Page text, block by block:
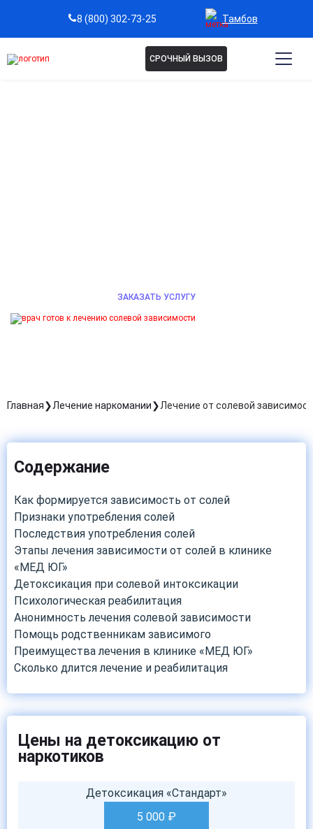
8 (800) 302-73-25 Тамбов
СРОЧНЫЙ ВЫЗОВ
ЗАКАЗАТЬ УСЛУГУ
Главная Лечение наркомании Лечение от солевой
Содержание
Как формируется зависимость от солей
Признаки употребления солей
Последствия употребления солей
Этапы лечения зависимости от солей в клинике
«МЕД ЮГ»
Детоксикация при солевой интоксикации
Психологическая реабилитация
Анонимность лечения солевой зависимости
Помощь родственникам зависимого
Преимущества лечения в клинике «МЕД ЮГ»
Сколько длится лечение и реабилитация
Цены на детоксикацию от
наркотиков
Детоксикация «Стандарт»
5 000 ₽